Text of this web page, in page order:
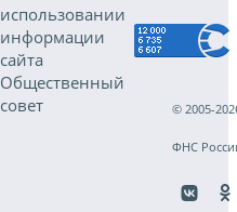
использовании
информации
сайта
Общественный
совет
© 2005-
ФНС